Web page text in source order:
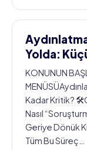
Yolda:
KONUNUN
Kadar Kritik?
Nasıl
Geriye Dönük
Tüm Bu Süreç…